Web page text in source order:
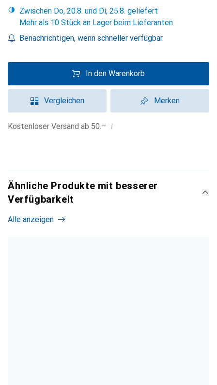
Zwischen Do, 20.8. und Di, 25.8. geliefert
Mehr als 10 Stück an Lager beim Lieferanten
Benachrichtigen, wenn schneller verfügbar
In den Warenkorb
Vergleichen Merken
Kostenloser Versand ab 50.– i
Ähnliche Produkte mit besserer
Verfügbarkeit
Alle anzeigen